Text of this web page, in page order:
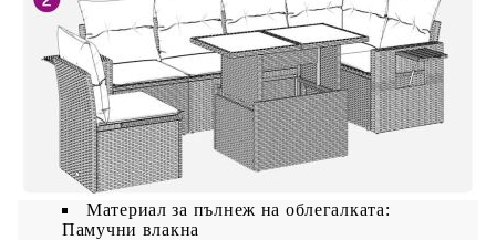
Възглавница:
Цвят: Светлосив
Материал на покритието: Плат (100%
полиестер)
Материал за пълнеж на възглавницата за
сядане: Дунапрен
Материал за пълнеж на облегалката:
Памучни влакна